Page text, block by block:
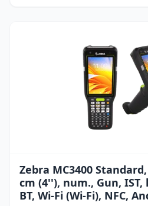
Zebra MC3400 Standard,
cm (4''), num., Gun, IST,
BT, Wi-Fi (Wi-Fi), NFC,